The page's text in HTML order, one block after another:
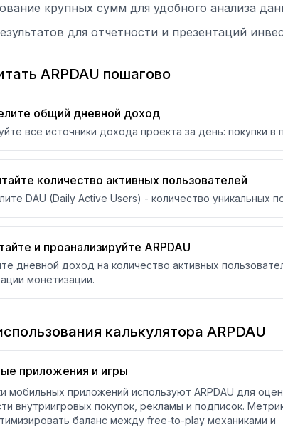
крупных сумм для удобного анализа
для отчетности и презентаций
ARPDAU пошагово
общий дневной доход
все источники дохода проекта за день: покупки
количество активных пользователей
DAU (Daily Active Users) - количество уникальных
и проанализируйте ARPDAU
дневной доход на количество активных
монетизации.
калькулятора ARPDAU
приложения и игры
мобильных приложений используют ARPDAU для
внутриигровых покупок, рекламы и подписок.
баланс между free-to-play механиками и